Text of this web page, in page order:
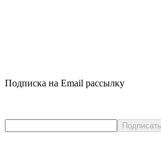
Подписка на Email рассылку